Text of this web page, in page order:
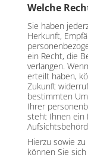
Welche
Sie haben
Herkunft,
ein Recht, die
verlangen.
erteilt haben,
Zukunft
bestimmten
Ihrer
steht Ihnen ein
Hierzu sowie
können Sie